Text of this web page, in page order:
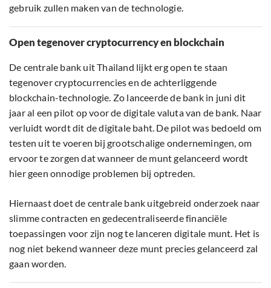
gebruik zullen maken van de technologie.
Open tegenover cryptocurrency en blockchain
De centrale bank uit Thailand lijkt erg open te staan
tegenover cryptocurrencies en de achterliggende
blockchain-technologie. Zo lanceerde de bank in juni dit
jaar al een pilot op voor de digitale valuta van de bank. Naar
verluidt wordt dit de digitale baht. De pilot was bedoeld om
testen uit te voeren bij grootschalige ondernemingen, om
ervoor te zorgen dat wanneer de munt gelanceerd wordt
hier geen onnodige problemen bij optreden.
Hiernaast doet de centrale bank uitgebreid onderzoek naar
slimme contracten en gedecentraliseerde financiële
toepassingen voor zijn nog te lanceren digitale munt. Het is
nog niet bekend wanneer deze munt precies gelanceerd zal
gaan worden.